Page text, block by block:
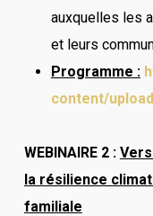
auxquelles les
et leurs
Programme :
content/
WEBINAIRE 2 :
la résilience
familiale